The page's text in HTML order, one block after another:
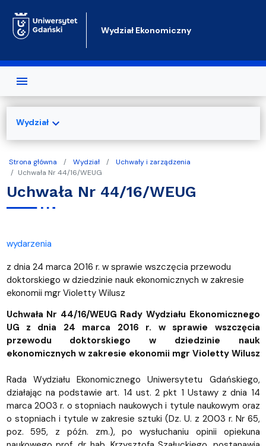
Wydział Ekonomiczny
Strona główna Wydział
Uchwały i zarządzenia
Uchwała Nr 44/16/WEUG
Uchwała Nr 44/16/WEUG
wydarzenia
z dnia 24 marca 2016 r. w sprawie wszczęcia przewodu
doktorskiego w dziedzinie nauk ekonomicznych w zakresie
ekonomii mgr Violetty Wilusz
Uchwała Nr 44/16/WEUG Rady Wydziału Ekonomicznego
UG z dnia 24 marca 2016 r. w sprawie wszczęcia
przewodu doktorskiego w dziedzinie nauk
ekonomicznych w zakresie ekonomii mgr Violetty Wilusz
Rada Wydziału Ekonomicznego Uniwersytetu Gdańskiego,
działając na podstawie art. 14 ust. 2 pkt 1 Ustawy z dnia 14
marca 2003 r. o stopniach naukowych i tytule naukowym oraz
o stopniach i tytule w zakresie sztuki (Dz. U. z 2003 r. Nr 65,
poz. 595, z późn. zm.), po wysłuchaniu opinii opiekuna
Wydziałexpand_more